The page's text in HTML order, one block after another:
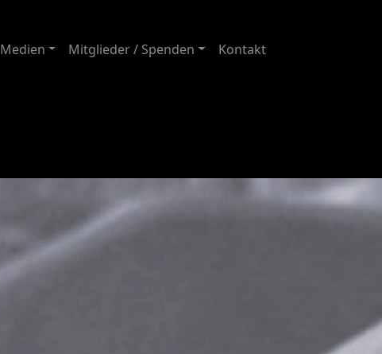
Medien Mitglieder / Spenden Kontakt